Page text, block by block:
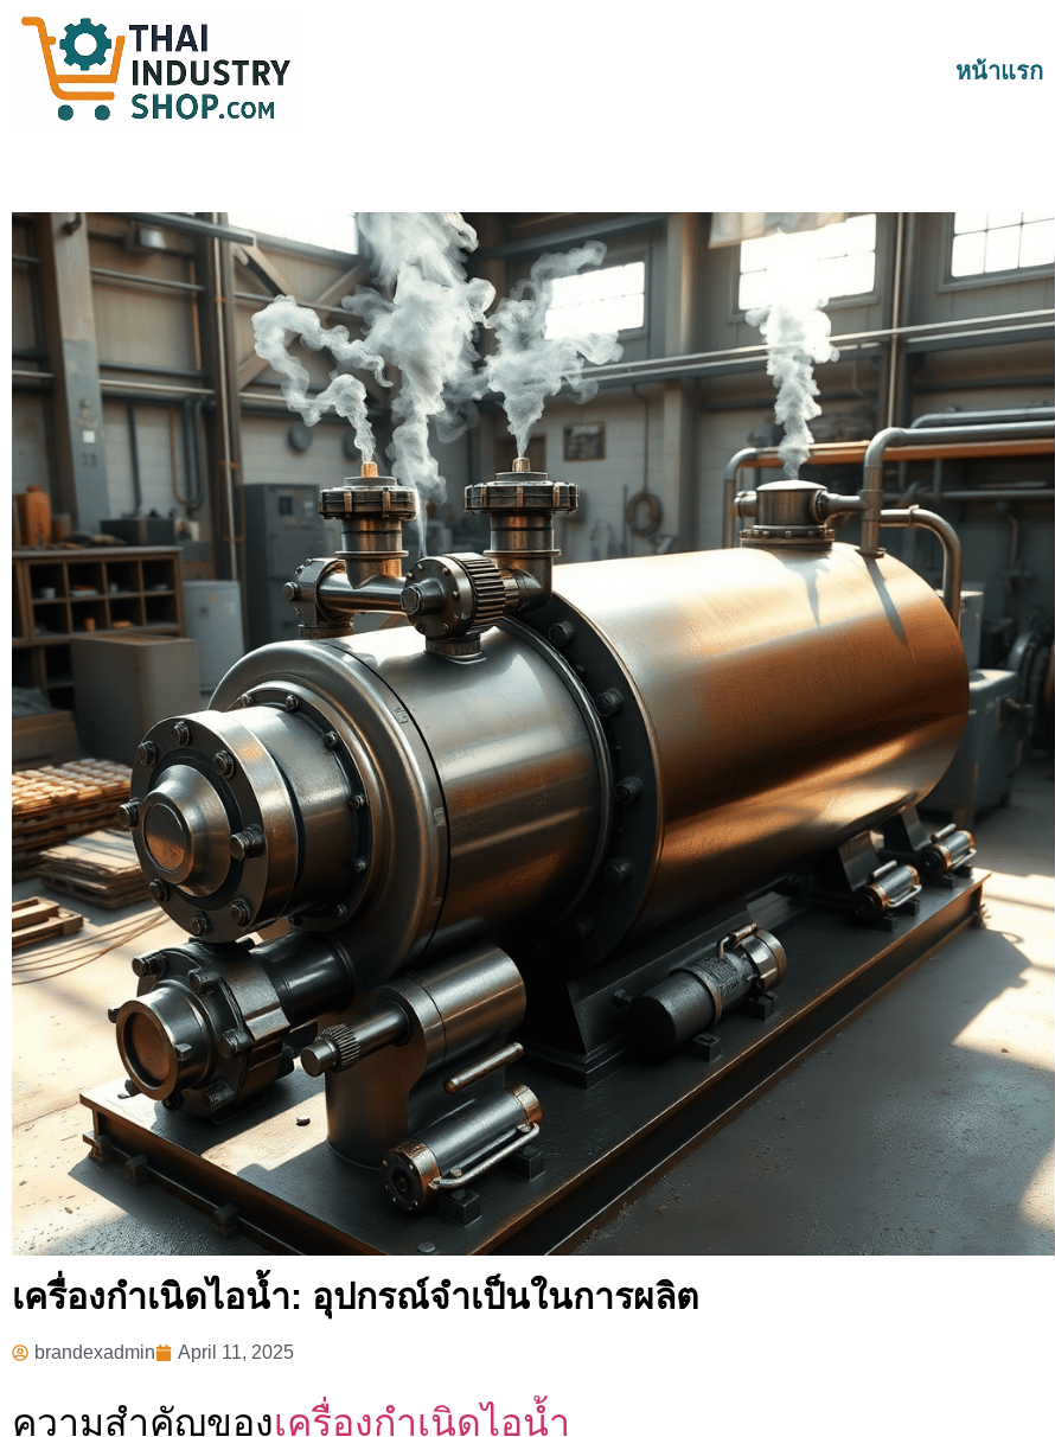
หน้าแรก
เครื่องกำเนิดไอน้ำ: อุปกรณ์จำเป็นในการผลิต
brandexadmin April 11, 2025
ความสำคัญของเครื่องกำเนิดไอน้ำ